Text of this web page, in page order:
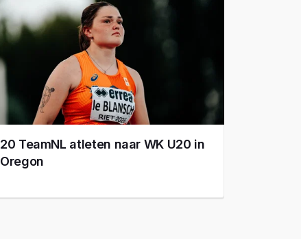
20 TeamNL atleten naar WK U20 in
Oregon